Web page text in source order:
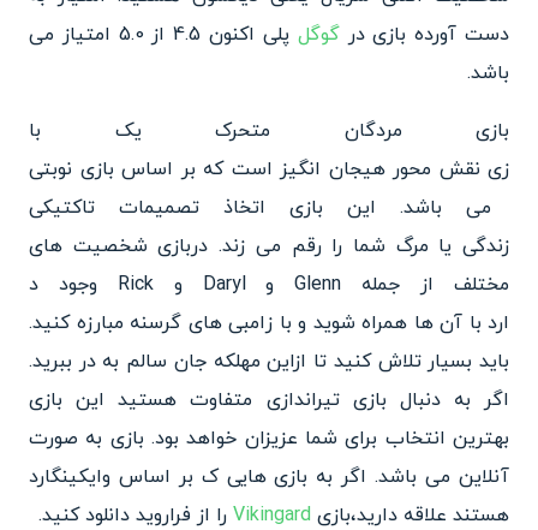
دست آورده بازی درگوگل
پلی اکنون 4.5 از 5.0 امتیاز می
باشد.
بازی مردگان متحرک یک با
زی نقش محور هیجان انگیز است که بر اساس بازی نوبتی
می باشد. این بازی اتخاذ تصمیمات تاکتیکی
زندگی یا مرگ شما را رقم می زند. دربازی شخصیت های
مختلف از جمله Glenn و Daryl و Rick وجود د
ارد با آن ها همراه شوید و با ز امبی های گرسنه مبارزه کنید.‌
باید بسیار تلاش کنید تا ازاین مهلکه جان سالم به در ببرید.
اگر به دنبال بازی تیراندازی متفاوت هستید این بازی
بهترین انتخاب برای شما عزیزان خواهد بود. بازی به صورت
آنلاین می باشد. اگر به بازی هایی ک بر اساس وایکینگارد
هستند علاقه دارید،بازی Vikingard را از فراروید دانلود کنید.